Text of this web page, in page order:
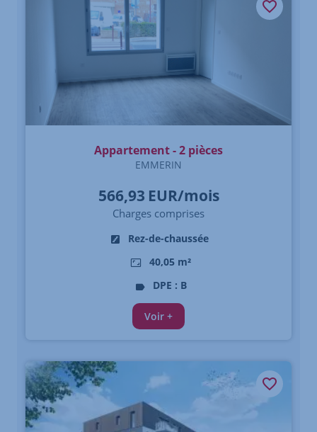
Appartement - 2 pièces
EMMERIN
566,93 EUR/mois
Charges comprises
Rez-de-chaussée
40,05 m²
DPE : B
Voir +